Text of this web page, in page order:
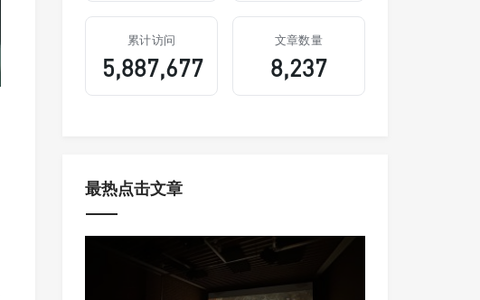
累计访问
5,887,677
文章数量
8,237
最热点击文章